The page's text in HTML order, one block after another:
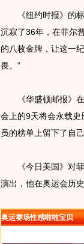
《纽约时报》的标
沉寂了36年，在菲尔
的八枚金牌，让这一
畏。”
《华盛顿邮报》在
会上的9天将会永载
员的榜单上留下了自
《今日美国》对菲
演出，他在奥运会历
奥运赛场性感啦啦宝贝